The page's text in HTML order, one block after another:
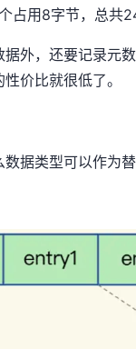
占用8字节，总共
外，还要记录元
价比就很低了。
据类型可以作为